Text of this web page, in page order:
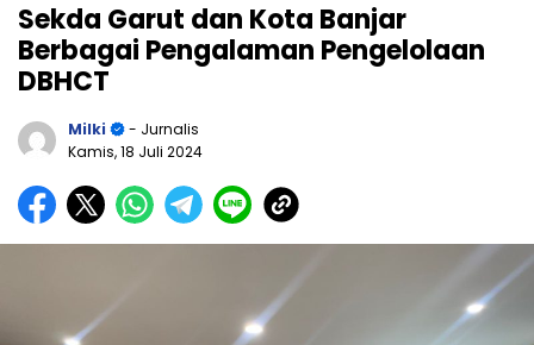
Sekda Garut dan Kota Banjar
Berbagai Pengalaman Pengelolaan
DBHCT
Milki
- Jurnalis
Kamis, 18 Juli 2024